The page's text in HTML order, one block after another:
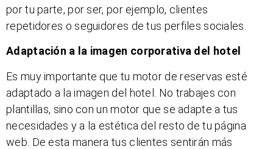
por tu parte, por ser, por ejemplo, clientes
repetidores o seguidores de tus perfiles sociales.
Adaptación a la imagen corporativa del hotel
Es muy importante que tu motor de reservas esté
adaptado a la imagen del hotel. No trabajes con
plantillas, sino con un motor que se adapte a tus
necesidades y a la estética del resto de tu página
web. De esta manera tus clientes sentirán más